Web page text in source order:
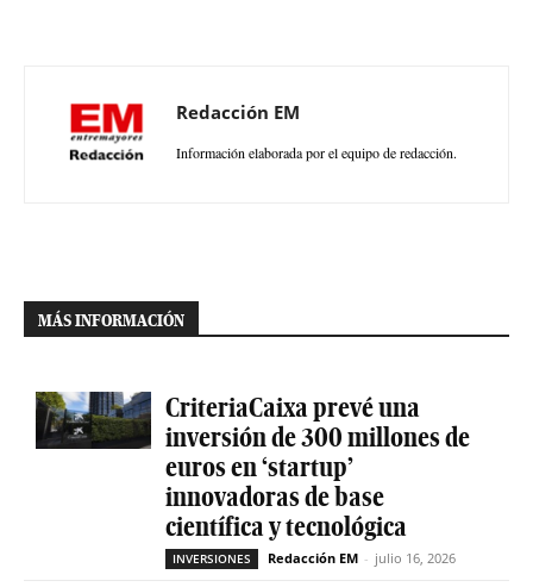
Redacción EM
Información elaborada por el equipo de redacción.
MÁS INFORMACIÓN
CriteriaCaixa prevé una
inversión de 300 millones de
euros en ‘startup’
innovadoras de base
científica y tecnológica
INVERSIONES Redacción EM - julio 16, 2026